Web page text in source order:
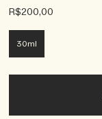
R$200,00
30ml